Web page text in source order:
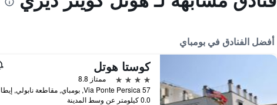
أفضل الفنادق في بومباي
كوستا هوتل
4 نجوم
ممتاز 8.8
Via Ponte Persica 57, بومباي, مقاطعة نابولي, إيطاليا
0.0 كيلومتر عن وسط المدينة